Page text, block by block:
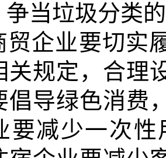
争当垃圾分类
贸企业要切实
关规定，合理
倡导绿色消费
要减少一次